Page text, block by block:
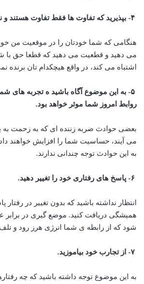
۴- بپذیرید که تفاوت ها فقط تفاوت هستند و نه چیزی بیشتر.
هنگامی که شما خودتان را در موقعیت من
می دهید و قطعیت می دهید که قطعا حق
اشتباه می کند، در واقع هیچکدام تان برنده
۵- به این موضوع آگاه باشید ه تجربه های
روابط امروز شما موثر خواهد بود.
بعضی حوادث ضربه زننده ای که به زحمت به
می آیند، حساسیت شما را افزایش خواهند
به این حوادث توجه چندانی ندارند.
۶- پاسخ های رفتاری خود را تغییر دهید.
انتظار نداشته باشید که بدون تغییر در
همیشگی دریافت کنید. موضع گیری در برابر
شود که از رابطه ی شما انرژی هرز رود و
۷- از تجارب خود بیاموزید.
به این موضوع توجه داشته باشید که چه